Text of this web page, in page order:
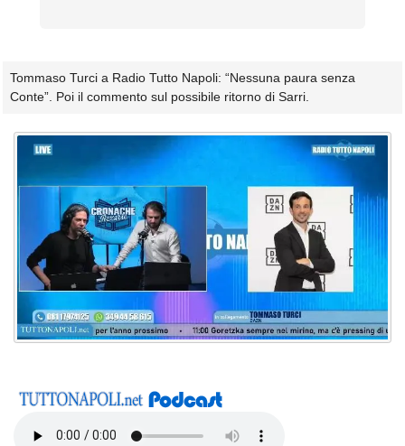
Tommaso Turci a Radio Tutto Napoli: “Nessuna paura senza
Conte”. Poi il commento sul possibile ritorno di Sarri.